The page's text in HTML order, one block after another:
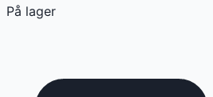
På lager